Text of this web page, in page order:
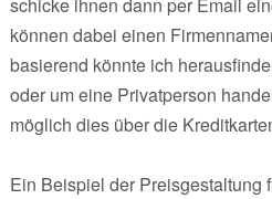
können dabei einen
basierend könnte ich
oder um eine Privatperson
möglich dies über die
Ein Beispiel der Preisgestaltung